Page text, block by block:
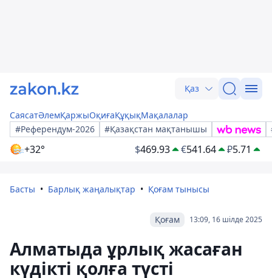
Қаз
СаясатӘлемҚаржыОқиғаҚұқықМақалалар
#Референдум-2026
#Қазақстан мақтанышы
+32° $469.93 €541.64 ₽5.71
Басты Барлық жаңалықтар Қоғам тынысы
13:09, 16 шілде 2025
Қоғам
Алматыда ұрлық жасаған
күдікті қолға түсті